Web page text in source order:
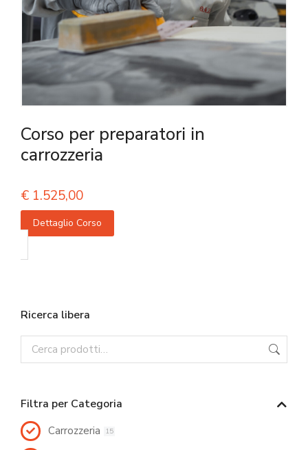
Corso per preparatori in
carrozzeria
€ 1.525,00
Dettaglio Corso
Ricerca libera
Filtra per Categoria
Carrozzeria 15